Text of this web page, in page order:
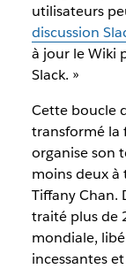
utilisateurs
discussion
à jour le Wiki
Slack. »
Cette boucle
transformé la
organise son
moins deux à
Tiffany Chan.
traité plus de
mondiale,
incessantes